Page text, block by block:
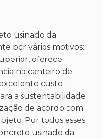
usinado da
por vários motivos:
oferece
no canteiro de
custo-
a sustentabilidade
de acordo com
Por todos esses
usinado da